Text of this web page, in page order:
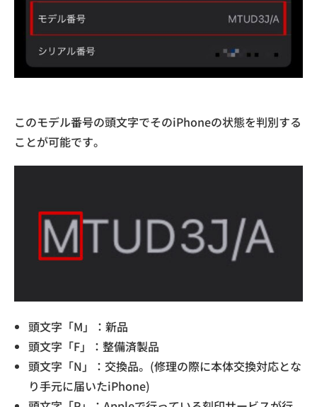
このモデル番号の頭文字でそのiPhoneの状態を判別する
ことが可能です。
頭文字「M」：新品
頭文字「F」：整備済製品
頭文字「N」：交換品。(修理の際に本体交換対応とな
り手元に届いたiPhone)